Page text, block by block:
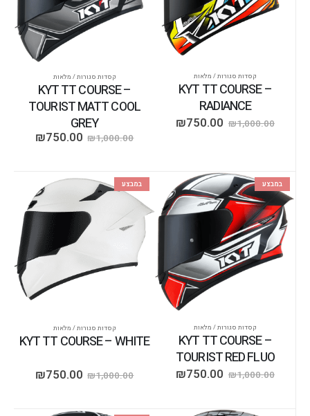
קסדות סגורות / מלאות
KYT TT COURSE –
RADIANCE
₪1,000.00
₪750.00
קסדות סגורות / מלאות
KYT TT COURSE –
TOURIST MATT COOL
GREY
₪1,000.00
₪750.00
במבצע
קסדות סגורות / מלאות
KYT TT COURSE –
TOURIST RED FLUO
₪1,000.00
₪750.00
במבצע
קסדות סגורות / מלאות
KYT TT COURSE – WHITE
₪1,000.00
₪750.00